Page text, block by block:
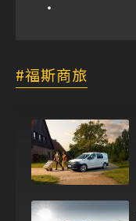
福斯商旅